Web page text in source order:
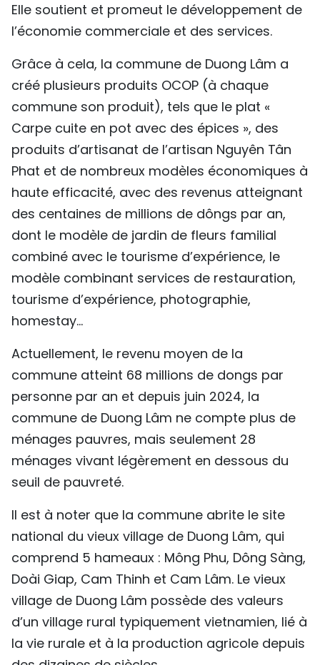
Elle soutient et promeut le développement de
l’économie commerciale et des services.
Grâce à cela, la commune de Duong Lâm a
créé plusieurs produits OCOP (à chaque
commune son produit), tels que le plat «
Carpe cuite en pot avec des épices », des
produits d’artisanat de l’artisan Nguyên Tân
Phat et de nombreux modèles économiques à
haute efficacité, avec des revenus atteignant
des centaines de millions de dôngs par an,
dont le modèle de jardin de fleurs familial
combiné avec le tourisme d’expérience, le
modèle combinant services de restauration,
tourisme d’expérience, photographie,
homestay…
Actuellement, le revenu moyen de la
commune atteint 68 millions de dongs par
personne par an et depuis juin 2024, la
commune de Duong Lâm ne compte plus de
ménages pauvres, mais seulement 28
ménages vivant légèrement en dessous du
seuil de pauvreté.
Il est à noter que la commune abrite le site
national du vieux village de Duong Lâm, qui
comprend 5 hameaux : Mông Phu, Dông Sàng,
Doài Giap, Cam Thinh et Cam Lâm. Le vieux
village de Duong Lâm possède des valeurs
d’un village rural typiquement vietnamien, lié à
la vie rurale et à la production agricole depuis